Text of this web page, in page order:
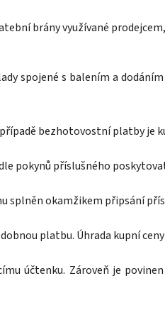
brány využívané prodejcem,
spojené s balením a
bezhotovostní platby je
pokynů příslušného
okamžikem připsání
platbu. Úhrada kupní
účtenku. Zároveň je